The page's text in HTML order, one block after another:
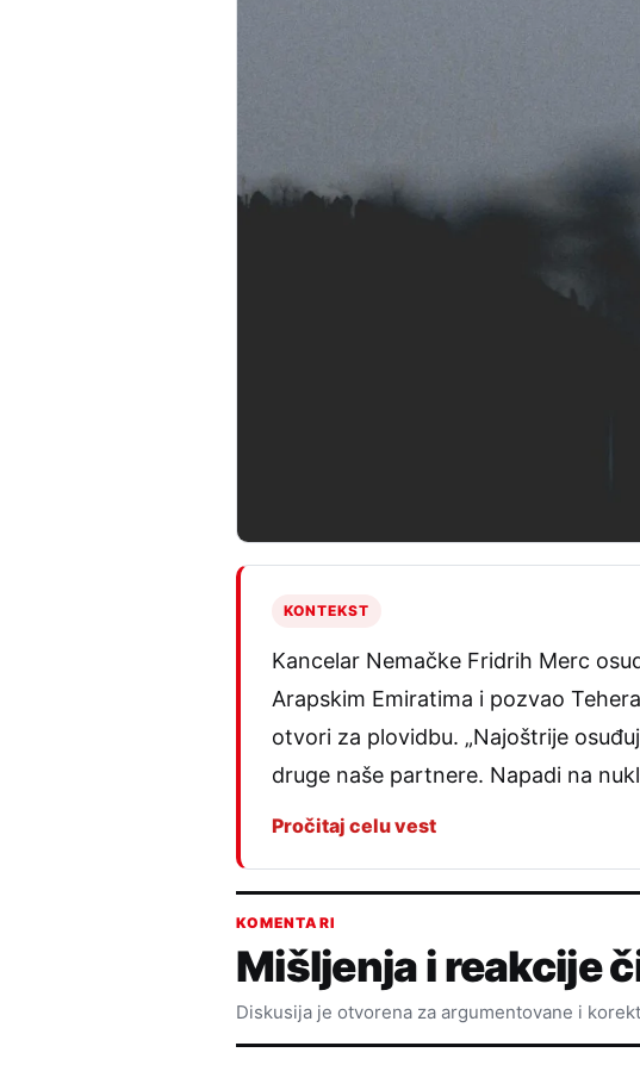
KONTEKST
Kancelar Nemačke Fridrih Merc
Arapskim Emiratima i pozvao
otvori za plovidbu. „Najoštrije
druge naše partnere. Napadi na
Pročitaj celu vest
KOMENTARI
Mišljenja i reakcije
Diskusija je otvorena za argumentovane i